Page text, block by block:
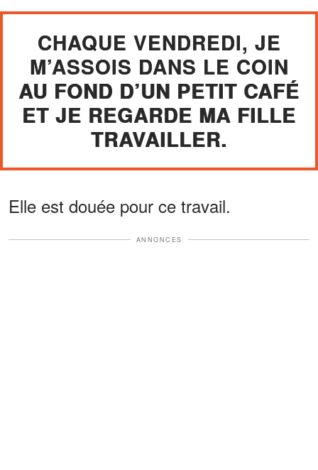
CHAQUE VENDREDI, JE
M’ASSOIS DANS LE COIN
AU FOND D’UN PETIT CAFÉ
ET JE REGARDE MA FILLE
TRAVAILLER.
Elle est douée pour ce travail.
ANNONCES